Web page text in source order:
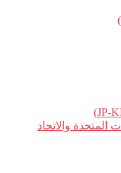
(الولايات المتحدة والاتحاد